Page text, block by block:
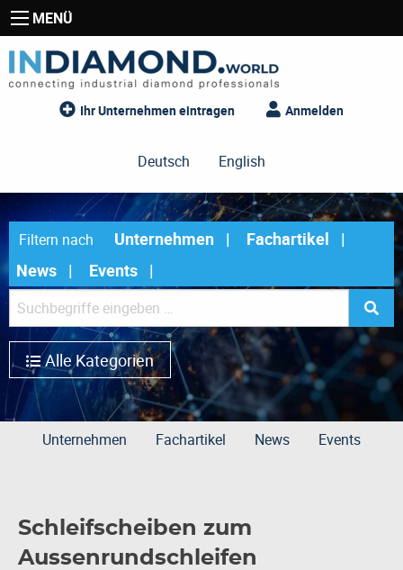
MENÜ
Ihr Unternehmen eintragen Anmelden
Deutsch English
Filtern nach Unternehmen
Fachartikel
News
Events
Alle Kategorien
Unternehmen Fachartikel News Events
Schleifscheiben zum
Aussenrundschleifen